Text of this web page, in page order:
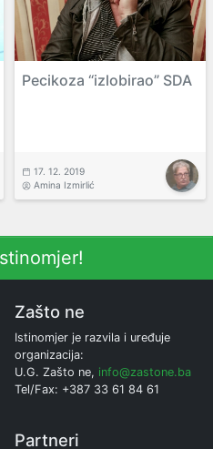
Pecikoza “izlobirao” SDA
17. 12. 2019
Amina Izmirlić
Zašto ne
Istinomjer je razvila i uređuje
organizacija:
U.G. Zašto ne, info@zastone.ba
Tel/Fax: +387 33 61 84 61
Partneri